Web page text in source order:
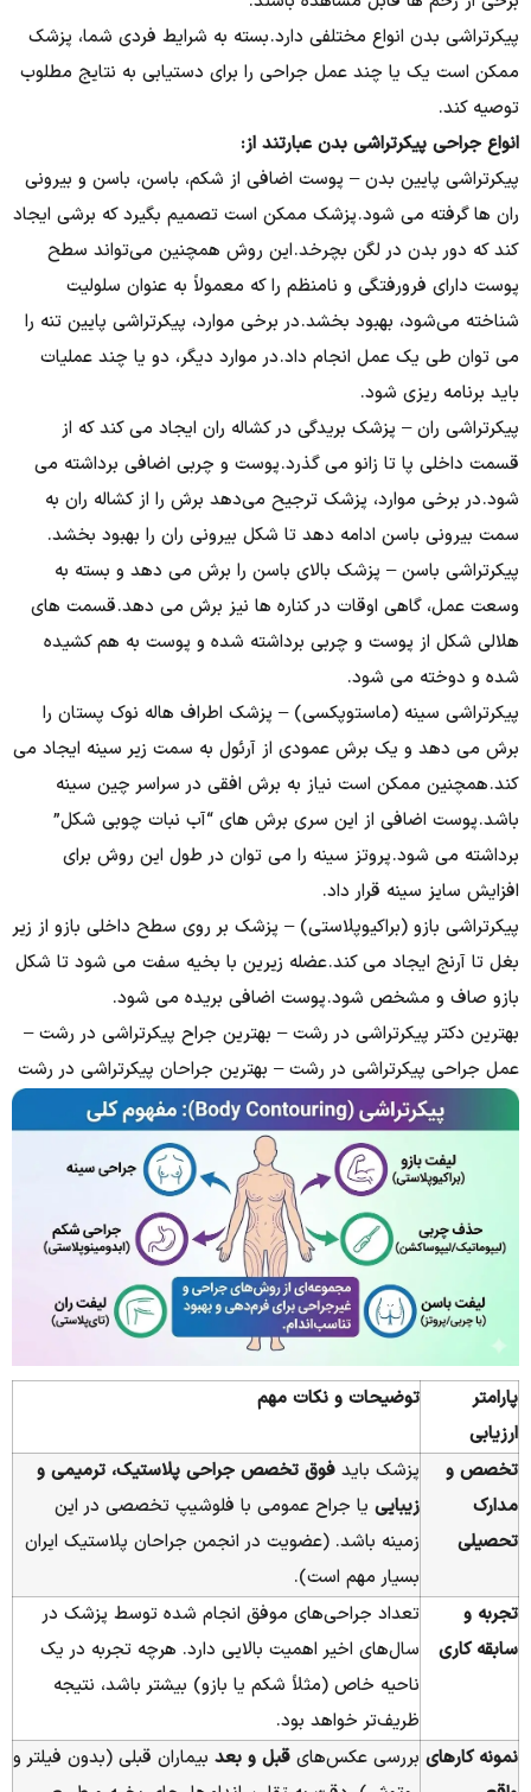
پیکرتراشی بدن انواع مختلفی دارد. بسته به شرایط فردی شما، پزشک
ممکن است یک یا چند عمل جراحی را برای دستیابی به نتایج مطلوب
توصیه کند.
انواع جراحی پیکرتراشی بدن عبارتند از:
پیکرتراشی پایین بدن – پوست اضافی از شکم، باسن، باسن و بیرونی
ران ها گرفته می شود. پزشک ممکن است تصمیم بگیرد که برشی ایجاد
کند که دور بدن در لگن بچرخد. این روش همچنین می‌تواند سطح
پوست دارای فرورفتگی و نامنظم را که معمولاً به عنوان سلولیت
شناخته می‌شود، بهبود بخشد. در برخی موارد، پیکرتراشی پایین تنه را
می توان طی یک عمل انجام داد. در موارد دیگر، دو یا چند عملیات
باید برنامه ریزی شود.
پیکرتراشی ران – پزشک بریدگی در کشاله ران ایجاد می کند که از
قسمت داخلی پا تا زانو می گذرد. پوست و چربی اضافی برداشته می
شود. در برخی موارد، پزشک ترجیح می‌دهد برش را از کشاله ران به
سمت بیرونی باسن ادامه دهد تا شکل بیرونی ران را بهبود بخشد.
پیکرتراشی باسن – پزشک بالای باسن را برش می دهد و بسته به
وسعت عمل، گاهی اوقات در کناره ها نیز برش می دهد. قسمت های
هلالی شکل از پوست و چربی برداشته شده و پوست به هم کشیده
شده و دوخته می شود.
پیکرتراشی سینه (ماستوپکسی) – پزشک اطراف هاله نوک پستان را
برش می دهد و یک برش عمودی از آرئول به سمت زیر سینه ایجاد می
کند. همچنین ممکن است نیاز به برش افقی در سراسر چین سینه
باشد. پوست اضافی از این سری برش های “آب نبات چوبی شکل”
برداشته می شود. پروتز سینه را می توان در طول این روش برای
افزایش سایز سینه قرار داد.
پیکرتراشی بازو (براکیوپلاستی) – پزشک بر روی سطح داخلی بازو از زیر
بغل تا آرنج ایجاد می کند. عضله زیرین با بخیه سفت می شود تا شکل
بازو صاف و مشخص شود. پوست اضافی بریده می شود.
بهترین دکتر پیکرتراشی در رشت – بهترین جراح پیکرتراشی در رشت –
عمل جراحی پیکرتراشی در رشت – بهترین جراحان پیکرتراشی در رشت
پارامتر
ارزیابی
توضیحات و نکات مهم
تخصص و
مدارک
تحصیلی
پزشک باید فوق تخصص جراحی پلاستیک، ترمیمی و
زیبایی یا جراح عمومی با فلوشیپ تخصصی در این
زمینه باشد. (عضویت در انجمن جراحان پلاستیک ایران
بسیار مهم است).
تجربه و
سابقه کاری
تعداد جراحی‌های موفق انجام شده توسط پزشک در
سال‌های اخیر اهمیت بالایی دارد. هرچه تجربه در یک
ناحیه خاص (مثلاً شکم یا بازو) بیشتر باشد، نتیجه
ظریف‌تر خواهد بود.
نمونه کارهای بررسی عکس‌های قبل و بعد بیماران قبلی (بدون فیلتر و